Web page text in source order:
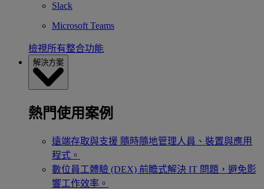
Slack
Microsoft Teams
檢視所有整合功能
解決方案
熱門使用案例
遠端存取與支援 隨時隨地管理人員、裝置與應用
程式。
數位員工體驗 (DEX) 前瞻式解決 IT 問題，避免影
響工作效率。